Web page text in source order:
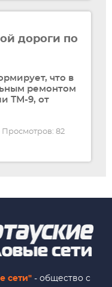
дороги по
что в
ремонтом
ТМ-9, от
Просмотров: 82
сети" - общество с